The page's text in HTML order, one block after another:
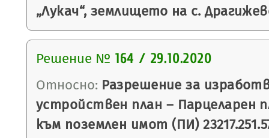
„Лукач“, землището на с.
Решение № 164 / 29.10.2020
Относно: Разрешение за
устройствен план – Парцеларен
към поземлен имот (ПИ)